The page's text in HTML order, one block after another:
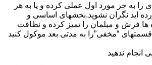
ای را به جز مورد اول عملی کرده و یا به هر
اید نگران نشوید.بخشهای اساسی و
ها فرش و مبلمان را تمیز کرده و نظافت
قسمتهای “مخفی”را به مدتی بعد موکول کنید